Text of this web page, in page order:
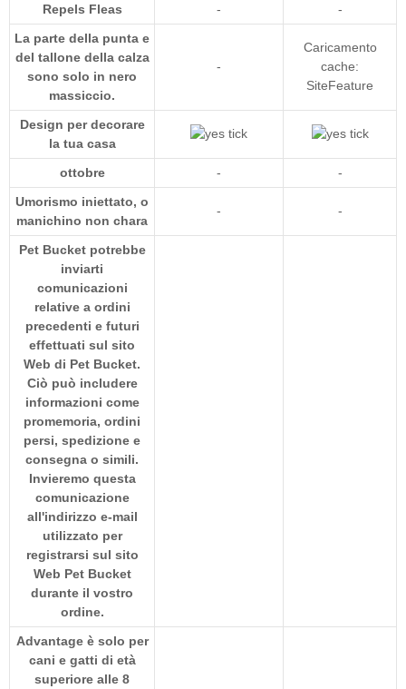
Repels Fleas
-
-
La parte della punta e
del tallone della calza
sono solo in nero
massiccio.
-
Caricamento
cache:
SiteFeature
Design per decorare
la tua casa
ottobre
-
-
Umorismo iniettato, o
manichino non chara
- -
Pet Bucket potrebbe
inviarti
comunicazioni
relative a ordini
precedenti e futuri
effettuati sul sito
Web di Pet Bucket.
Ciò può includere
informazioni come
promemoria, ordini
persi, spedizione e
consegna o simili.
Invieremo questa
comunicazione
all'indirizzo e-mail
utilizzato per
registrarsi sul sito
Web Pet Bucket
durante il vostro
ordine.
Advantage è solo per
cani e gatti di età
superiore alle 8